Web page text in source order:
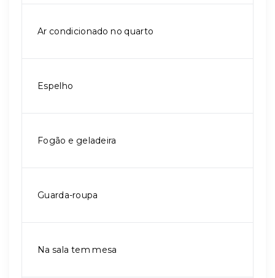
Ar condicionado no quarto
Espelho
Fogão e geladeira
Guarda-roupa
Na sala tem mesa